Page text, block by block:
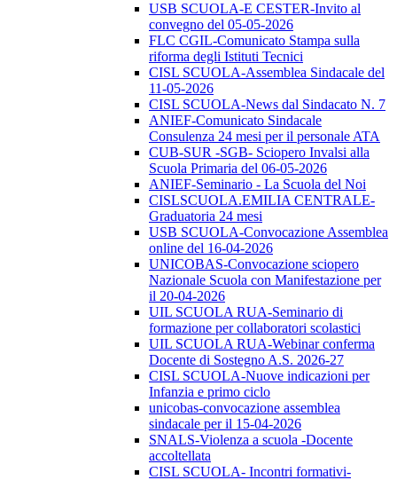
USB SCUOLA-E CESTER-Invito al
convegno del 05-05-2026
FLC CGIL-Comunicato Stampa sulla
riforma degli Istituti Tecnici
CISL SCUOLA-Assemblea Sindacale del
11-05-2026
CISL SCUOLA-News dal Sindacato N. 7
ANIEF-Comunicato Sindacale
Consulenza 24 mesi per il personale ATA
CUB-SUR -SGB- Sciopero Invalsi alla
Scuola Primaria del 06-05-2026
ANIEF-Seminario - La Scuola del Noi
CISLSCUOLA.EMILIA CENTRALE-
Graduatoria 24 mesi
USB SCUOLA-Convocazione Assemblea
online del 16-04-2026
UNICOBAS-Convocazione sciopero
Nazionale Scuola con Manifestazione per
il 20-04-2026
UIL SCUOLA RUA-Seminario di
formazione per collaboratori scolastici
UIL SCUOLA RUA-Webinar conferma
Docente di Sostegno A.S. 2026-27
CISL SCUOLA-Nuove indicazioni per
Infanzia e primo ciclo
unicobas-convocazione assemblea
sindacale per il 15-04-2026
SNALS-Violenza a scuola -Docente
accoltellata
CISL SCUOLA- Incontri formativi-